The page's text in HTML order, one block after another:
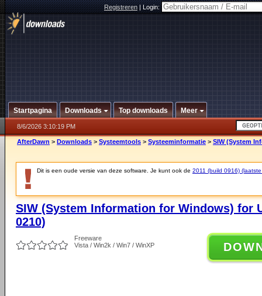
Registreren|Login:
Startpagina Downloads Top downloads Meer
8/6/2026 3:10:19 PM
AfterDawn > Downloads > Systeemtools > Systeeminformatie > SIW (System
Dit is een oude versie van deze software. Je kunt ook de 2011 (build 0916)
SIW (System Information for Windows) for
0210)
Freeware
Vista / Win2k / Win7 / WinXP